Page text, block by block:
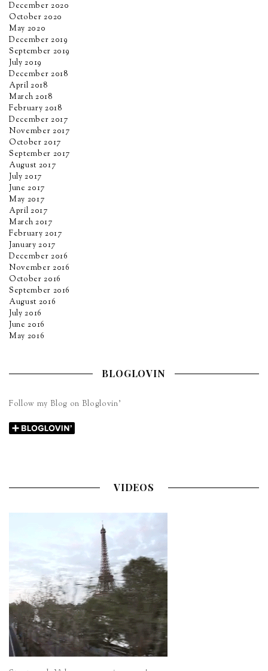
December 2020
October 2020
May 2020
December 2019
September 2019
July 2019
December 2018
April 2018
March 2018
February 2018
December 2017
November 2017
October 2017
September 2017
August 2017
July 2017
June 2017
May 2017
April 2017
March 2017
February 2017
January 2017
December 2016
November 2016
October 2016
September 2016
August 2016
July 2016
June 2016
May 2016
BLOGLOVIN
Follow my Blog on Bloglovin’
VIDEOS